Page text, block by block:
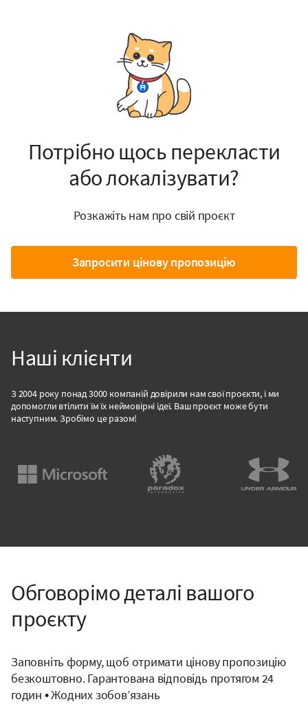
Потрібно щось перекласти
або локалізувати?
Розкажіть нам про свій проєкт
Запросити цінову пропозицію
Наші клієнти
З 2004 року понад 3000 компаній довірили нам свої проєкти, і ми
допомогли втілити їм їх неймовірні ідеї. Ваш проєкт може бути
наступним. Зробімо це разом!
Обговорімо деталі вашого
проєкту
Заповніть форму, щоб отримати цінову пропозицію
безкоштовно. Гарантована відповідь протягом 24
годин • Жодних зобов’язань